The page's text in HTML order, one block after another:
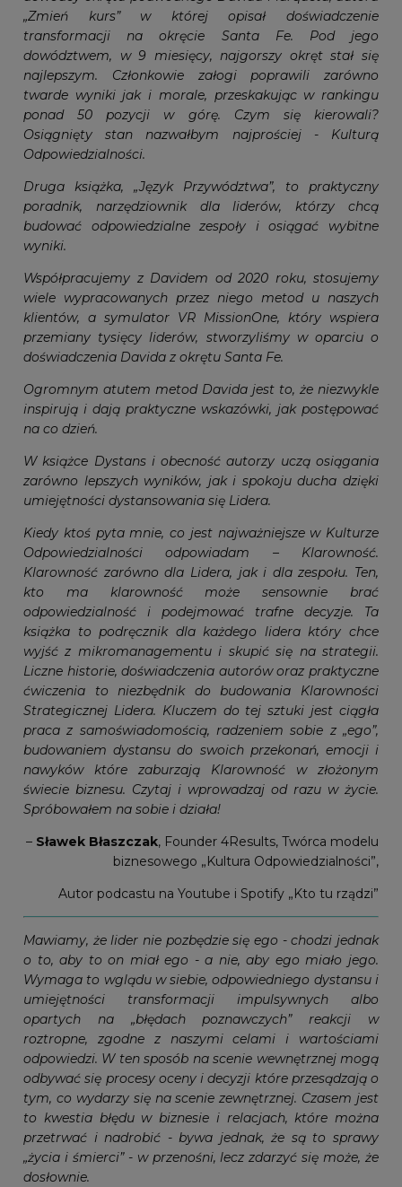
„Zmień kurs” w której opisał doświadczenie
transformacji na okręcie Santa Fe. Pod jego
dowództwem, w 9 miesięcy, najgorszy okręt stał się
najlepszym. Członkowie załogi poprawili zarówno
twarde wyniki jak i morale, przeskakując w rankingu
ponad 50 pozycji w górę. Czym się kierowali?
Osiągnięty stan nazwałbym najprościej - Kulturą
Odpowiedzialności.
Druga książka, „Język Przywództwa”, to praktyczny
poradnik, narzędziownik dla liderów, którzy chcą
budować odpowiedzialne zespoły i osiągać wybitne
wyniki.
Współpracujemy z Davidem od 2020 roku, stosujemy
wiele wypracowanych przez niego metod u naszych
klientów, a symulator VR MissionOne, który wspiera
przemiany tysięcy liderów, stworzyliśmy w oparciu o
doświadczenia Davida z okrętu Santa Fe.
Ogromnym atutem metod Davida jest to, że niezwykle
inspirują i dają praktyczne wskazówki, jak postępować
na co dzień.
W książce Dystans i obecność autorzy uczą osiągania
zarówno lepszych wyników, jak i spokoju ducha dzięki
umiejętności dystansowania się Lidera.
Kiedy ktoś pyta mnie, co jest najważniejsze w Kulturze
Odpowiedzialności odpowiadam – Klarowność.
Klarowność zarówno dla Lidera, jak i dla zespołu. Ten,
kto ma klarowność może sensownie brać
odpowiedzialność i podejmować trafne decyzje. Ta
książka to podręcznik dla każdego lidera który chce
wyjść z mikromanagementu i skupić się na strategii.
Liczne historie, doświadczenia autorów oraz praktyczne
ćwiczenia to niezbędnik do budowania Klarowności
Strategicznej Lidera. Kluczem do tej sztuki jest ciągła
praca z samoświadomością, radzeniem sobie z „ego”,
budowaniem dystansu do swoich przekonań, emocji i
nawyków które zaburzają Klarowność w złożonym
świecie biznesu. Czytaj i wprowadzaj od razu w życie.
Spróbowałem na sobie i działa!
– Sławek Błaszczak, Founder 4Results, Twórca modelu
biznesowego „Kultura Odpowiedzialności”,
Autor podcastu na Youtube i Spotify „Kto tu rządzi”
Mawiamy, że lider nie pozbędzie się ego - chodzi jednak
o to, aby to on miał ego - a nie, aby ego miało jego.
Wymaga to wglądu w siebie, odpowiedniego dystansu i
umiejętności transformacji impulsywnych albo
opartych na „błędach poznawczych” reakcji w
roztropne, zgodne z naszymi celami i wartościami
odpowiedzi. W ten sposób na scenie wewnętrznej mogą
odbywać się procesy oceny i decyzji które przesądzają o
tym, co wydarzy się na scenie zewnętrznej. Czasem jest
to kwestia błędu w biznesie i relacjach, które można
przetrwać i nadrobić - bywa jednak, że są to sprawy
„życia i śmierci” - w przenośni, lecz zdarzyć się może, że
dosłownie.